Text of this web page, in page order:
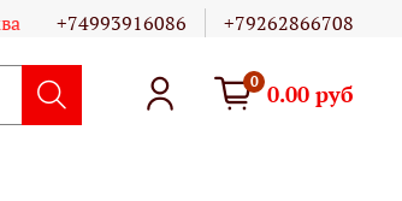
+74993916086 +79262866708
0 0.00 руб